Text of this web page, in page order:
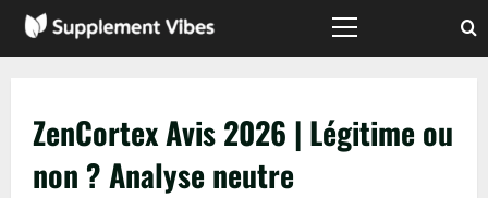
Passer
Menu
ZenCortex Avis 2026 | Légitime ou
non ? Analyse neutre